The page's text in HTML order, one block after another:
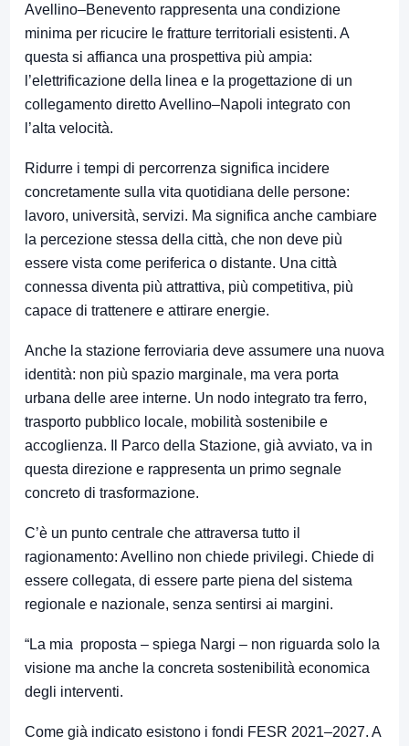
Avellino–Benevento rappresenta una condizione
minima per ricucire le fratture territoriali esistenti. A
questa si affianca una prospettiva più ampia:
l’elettrificazione della linea e la progettazione di un
collegamento diretto Avellino–Napoli integrato con
l’alta velocità.
Ridurre i tempi di percorrenza significa incidere
concretamente sulla vita quotidiana delle persone:
lavoro, università, servizi. Ma significa anche cambiare
la percezione stessa della città, che non deve più
essere vista come periferica o distante. Una città
connessa diventa più attrattiva, più competitiva, più
capace di trattenere e attirare energie.
Anche la stazione ferroviaria deve assumere una nuova
identità: non più spazio marginale, ma vera porta
urbana delle aree interne. Un nodo integrato tra ferro,
trasporto pubblico locale, mobilità sostenibile e
accoglienza. Il Parco della Stazione, già avviato, va in
questa direzione e rappresenta un primo segnale
concreto di trasformazione.
C’è un punto centrale che attraversa tutto il
ragionamento: Avellino non chiede privilegi. Chiede di
essere collegata, di essere parte piena del sistema
regionale e nazionale, senza sentirsi ai margini.
“La mia proposta – spiega Nargi – non riguarda solo la
visione ma anche la concreta sostenibilità economica
degli interventi.
Come già indicato esistono i fondi FESR 2021–2027. A